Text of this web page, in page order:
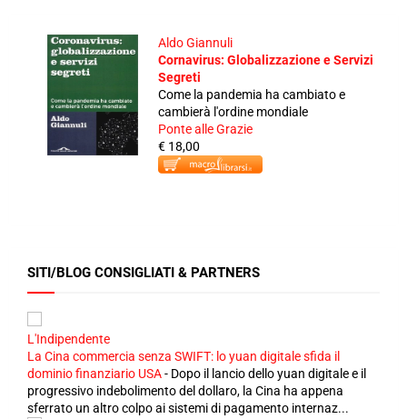
Aldo Giannuli
Cornavirus: Globalizzazione e Servizi
Segreti
Come la pandemia ha cambiato e
cambierà l'ordine mondiale
Ponte alle Grazie
€ 18,00
SITI/BLOG CONSIGLIATI & PARTNERS
L'Indipendente
La Cina commercia senza SWIFT: lo yuan digitale sfida il
dominio finanziario USA- Dopo il lancio dello yuan digitale e il
progressivo indebolimento del dollaro, la Cina ha appena
sferrato un altro colpo ai sistemi di pagamento internaz...